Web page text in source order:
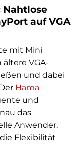
Nahtlose
auf VGA
mit Mini
ältere VGA-
und dabei
Hama
und
das
Anwender,
Flexibilität